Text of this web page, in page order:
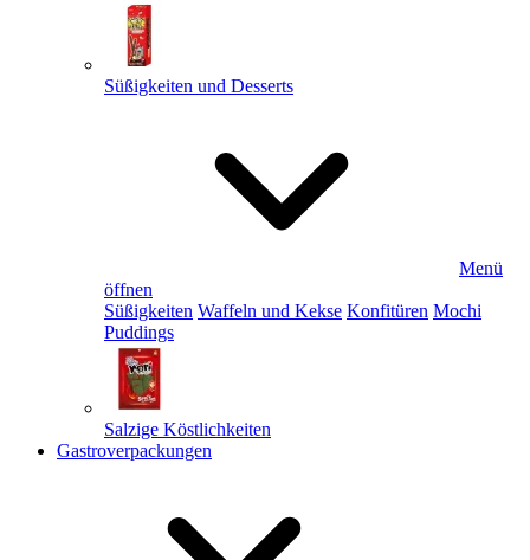
Süßigkeiten und Desserts
Menü
öffnen
Süßigkeiten Waffeln und Kekse Konfitüren Mochi
Puddings
Salzige Köstlichkeiten
Gastroverpackungen